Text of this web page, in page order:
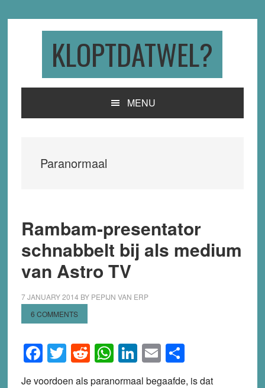
KLOPTDATWEL?
MENU
Paranormaal
Rambam-presentator
schnabbelt bij als medium
van Astro TV
7 JANUARY 2014 BY PEPIJN VAN ERP
6 COMMENTS
Facebook
Twitter
Reddit
WhatsApp
LinkedIn
EmailShare
Je voordoen als paranormaal begaafde, is dat